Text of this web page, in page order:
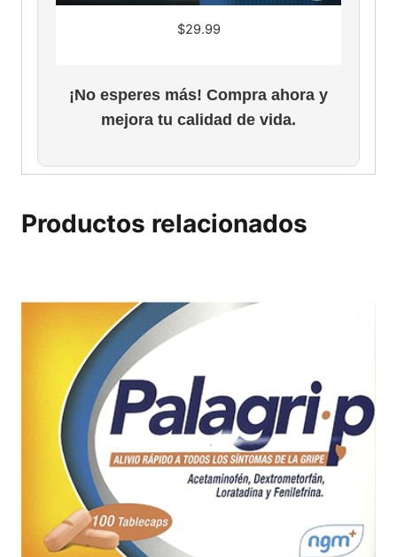
$29.99
¡No esperes más! Compra ahora y
mejora tu calidad de vida.
Productos relacionados